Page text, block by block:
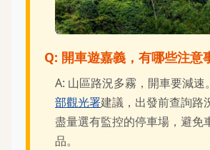
Q: 開車遊嘉義，有哪些注意
A: 山區路況多霧，開車要減速
部觀光署建議，出發前查詢路
盡量選有監控的停車場，避免
品。